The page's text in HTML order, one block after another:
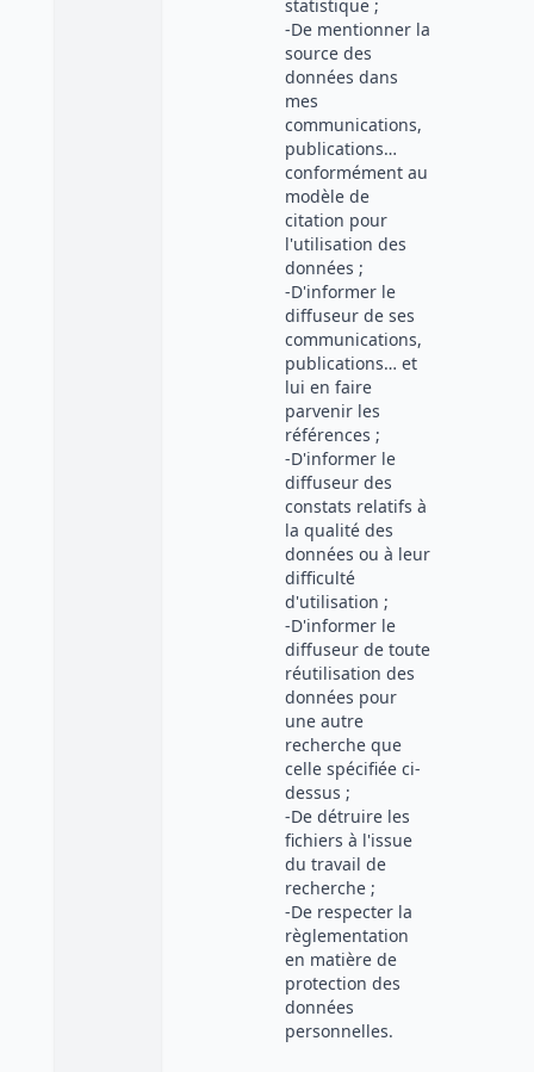
statistique ;
-De mentionner la
source des
données dans
mes
communications,
publications…
conformément au
modèle de
citation pour
l'utilisation des
données ;
-D'informer le
diffuseur de ses
communications,
publications… et
lui en faire
parvenir les
références ;
-D'informer le
diffuseur des
constats relatifs à
la qualité des
données ou à leur
difficulté
d'utilisation ;
-D'informer le
diffuseur de toute
réutilisation des
données pour
une autre
recherche que
celle spécifiée ci-
dessus ;
-De détruire les
fichiers à l'issue
du travail de
recherche ;
-De respecter la
règlementation
en matière de
protection des
données
personnelles.